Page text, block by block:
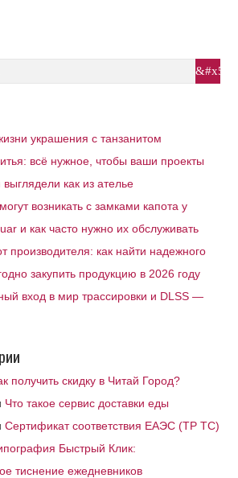
украшения с танзанитом
всё нужное, чтобы ваши проекты
как из ателье
возникать с замками капота у
и как часто нужно их обслуживать
производителя: как найти надежного
закупить продукцию в 2026 году
вход в мир трассировки и DLSS —
получить скидку в Читай Город?
Что такое сервис доставки еды
Сертификат соответствия ЕАЭС (ТР ТС)
Быстрый Клик:
тиснение ежедневников